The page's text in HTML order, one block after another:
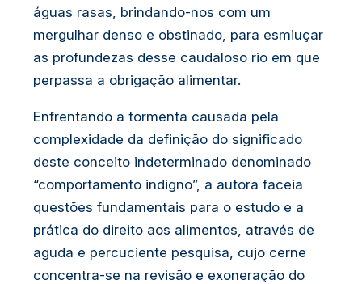
águas rasas, brindando-nos com um
mergulhar denso e obstinado, para esmiuçar
as profundezas desse caudaloso rio em que
perpassa a obrigação alimentar.
Enfrentando a tormenta causada pela
complexidade da definição do significado
deste conceito indeterminado denominado
“comportamento indigno”, a autora faceia
questões fundamentais para o estudo e a
prática do direito aos alimentos, através de
aguda e percuciente pesquisa, cujo cerne
concentra-se na revisão e exoneração do